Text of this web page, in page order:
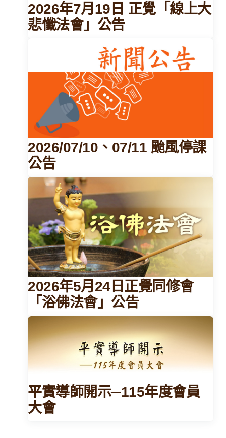
2026年7月19日 正覺「線上大
悲懺法會」公告
2026/07/10、07/11 颱風停課
公告
2026年5月24日正覺同修會
「浴佛法會」公告
平實導師開示─115年度會員
大會